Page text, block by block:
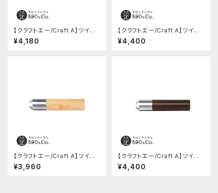
【クラフトエー/Craft A】ツイスト
消しゴム(山桜)
¥4,180
【クラフトエー/Craft A】ツイスト
消しゴム(黒檀)
¥4,400
【クラフトエー/Craft A】ツイスト
消しゴム(メープル)
¥3,960
【クラフトエー/Craft A】ツイスト
消しゴム(チンチャン)
¥4,400